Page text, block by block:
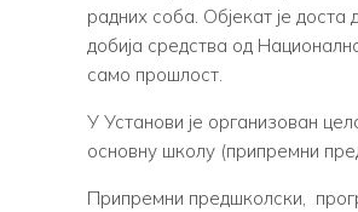
радних соба. Објекат је
добија средства од
само прошлост.
У Установи је организован
основну школу (припремни
Припремни предшколски,